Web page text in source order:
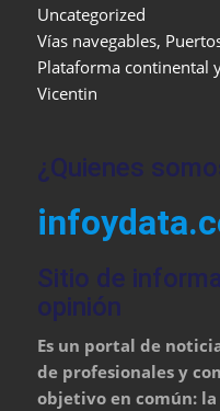
Uncategorized
Vías navegables,
Plataforma continental
Vicentin
¿Quienes
Sitio de
opinión
Es un portal de
de profesionales y
objetivo en común: